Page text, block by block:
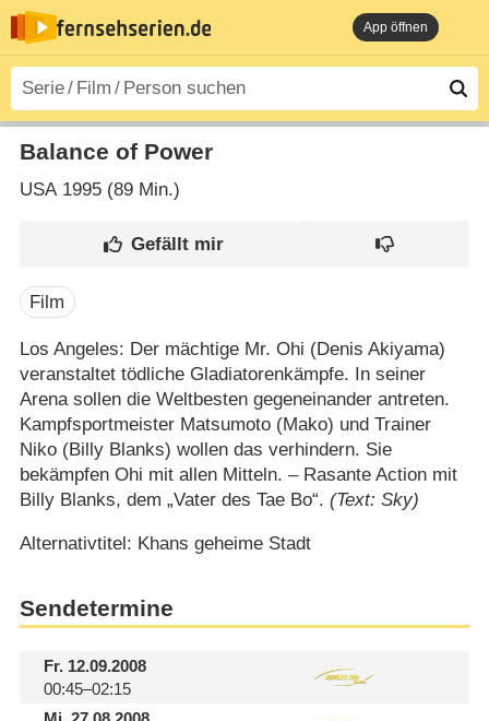
App öffnen
Balance of Power
USA1995 (89 Min.)
Film
Los Angeles: Der mächtige Mr. Ohi (Denis Akiyama)
veranstaltet tödliche Gladiatorenkämpfe. In seiner
Arena sollen die Weltbesten gegeneinander antreten.
Kampfsportmeister Matsumoto (Mako) und Trainer
Niko (Billy Blanks) wollen das verhindern. Sie
bekämpfen Ohi mit allen Mitteln. – Rasante Action mit
Billy Blanks, dem „Vater des Tae Bo“. (Text: Sky)
Alternativtitel: Khans geheime Stadt
Sendetermine
Fr.12.09.2008
00:45–02:15